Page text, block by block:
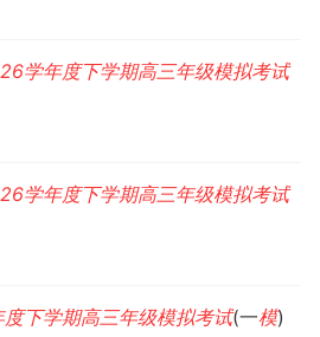
学年度下学期高三年级模拟考试
学年度下学期高三年级模拟考试
度下学期高三年级模拟考试(一模)